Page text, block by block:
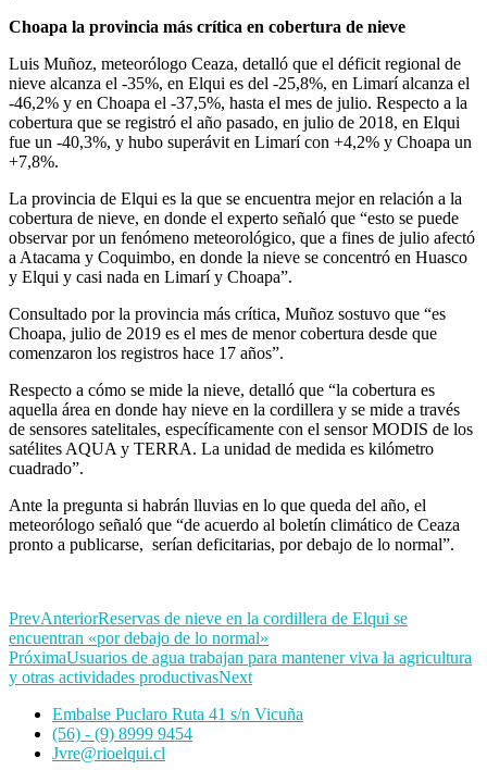
Choapa la provincia más crítica en cobertura de nieve
Luis Muñoz, meteorólogo Ceaza, detalló que el déficit regional de
nieve alcanza el -35%, en Elqui es del -25,8%, en Limarí alcanza el
-46,2% y en Choapa el -37,5%, hasta el mes de julio. Respecto a la
cobertura que se registró el año pasado, en julio de 2018, en Elqui
fue un -40,3%, y hubo superávit en Limarí con +4,2% y Choapa un
+7,8%.
La provincia de Elqui es la que se encuentra mejor en relación a la
cobertura de nieve, en donde el experto señaló que “esto se puede
observar por un fenómeno meteorológico, que a fines de julio afectó
a Atacama y Coquimbo, en donde la nieve se concentró en Huasco
y Elqui y casi nada en Limarí y Choapa”.
Consultado por la provincia más crítica, Muñoz sostuvo que “es
Choapa, julio de 2019 es el mes de menor cobertura desde que
comenzaron los registros hace 17 años”.
Respecto a cómo se mide la nieve, detalló que “la cobertura es
aquella área en donde hay nieve en la cordillera y se mide a través
de sensores satelitales, específicamente con el sensor MODIS de los
satélites AQUA y TERRA. La unidad de medida es kilómetro
cuadrado”.
Ante la pregunta si habrán lluvias en lo que queda del año, el
meteorólogo señaló que “de acuerdo al boletín climático de Ceaza
pronto a publicarse, serían deficitarias, por debajo de lo normal”.
PrevAnteriorReservas de nieve en la cordillera de Elqui se
encuentran «por debajo de lo normal»
PróximaUsuarios de agua trabajan para mantener viva la agricultura
y otras actividades productivasNext
Embalse Puclaro Ruta 41 s/n Vicuña
(56) - (9) 8999 9454
Jvre@rioelqui.cl